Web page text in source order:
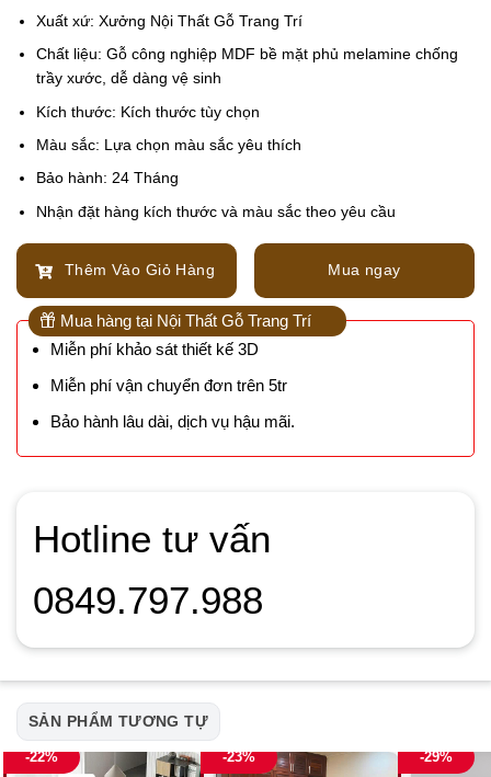
Xuất xứ: Xưởng Nội Thất Gỗ Trang Trí
Chất liệu: Gỗ công nghiệp MDF bề mặt phủ melamine chống
trầy xước, dễ dàng vệ sinh
Kích thước: Kích thước tùy chọn
Màu sắc: Lựa chọn màu sắc yêu thích
Bảo hành: 24 Tháng
Nhận đặt hàng kích thước và màu sắc theo yêu cầu
Thêm Vào Giỏ Hàng Mua ngay
Mua hàng tại Nội Thất Gỗ Trang Trí
Miễn phí khảo sát thiết kế 3D
Miễn phí vận chuyển đơn trên 5tr
Bảo hành lâu dài, dịch vụ hậu mãi.
Hotline tư vấn
0849.797.988
SẢN PHẨM TƯƠNG TỰ
-22% -23% -29%